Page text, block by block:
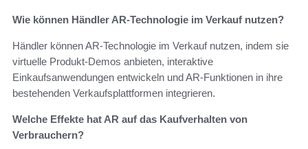
Wie können Händler AR-Technologie im Verkauf nutzen?
Händler können AR-Technologie im Verkauf nutzen, indem sie
virtuelle Produkt-Demos anbieten, interaktive
Einkaufsanwendungen entwickeln und AR-Funktionen in ihre
bestehenden Verkaufsplattformen integrieren.
Welche Effekte hat AR auf das Kaufverhalten von
Verbrauchern?